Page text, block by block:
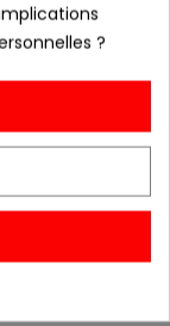
Gousset de 75mm épaisseur 3mm
?